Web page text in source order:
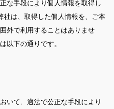
な手段により個人情報を取得し
社は、取得した個人情報を、ご本
外で利用することはありませ
以下の通りです。
いて、適法で公正な手段により